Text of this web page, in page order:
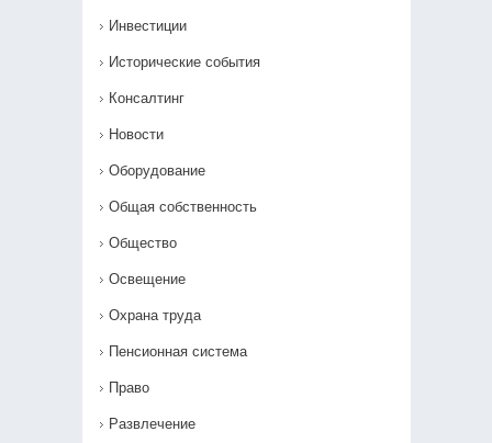
Инвестиции
Исторические события
Консалтинг
Новости
Оборудование
Общая собственность
Общество
Освещение
Охрана труда
Пенсионная система
Право
Развлечение